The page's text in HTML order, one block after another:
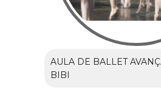
AULA DE BALLET
BIBI